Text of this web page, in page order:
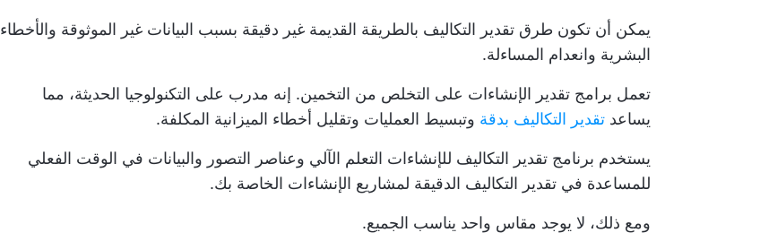
يمكن أن تكون طرق تقدير التكاليف بالطريقة القديمة غير دقيقة بسبب البيانات غير الموثوقة والأخطاء
البشرية وانعدام المساءلة.
تعمل برامج تقدير الإنشاءات على التخلص من التخمين. إنه مدرب على التكنولوجيا الحديثة، مما
يساعد تقدير التكاليف بدقة وتبسيط العمليات وتقليل أخطاء الميزانية المكلفة.
يستخدم برنامج تقدير التكاليف للإنشاءات التعلم الآلي وعناصر التصور والبيانات في الوقت الفعلي
للمساعدة في تقدير التكاليف الدقيقة لمشاريع الإنشاءات الخاصة بك.
ومع ذلك، لا يوجد مقاس واحد يناسب الجميع.